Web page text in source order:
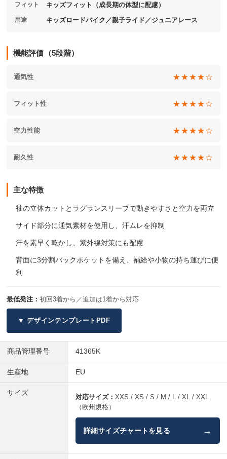
フィット キッズフィット（成長期の体型に配慮）
用途 キッズロードバイク／親子ライド／ジュニアレース
機能評価（5段階）
通気性 ★★★★☆
フィット性 ★★★★☆
空力性能 ★★★★☆
耐久性 ★★★★☆
主な特徴
袖の立体カットとラグランスリーブで動きやすさと空力を両立
サイド部分に通気素材を使用し、汗ムレを抑制
汗を素早く乾かし、紫外線対策にも配慮
背面に3分割バックポケットを備え、補給や小物の持ち運びに便
利
最低発注： 初回3着から／追加は1着から対応
▼ デザインテンプレートPDF
商品管理番号 41365K
生産地 EU
サイズ
対応サイズ： XXS / XS / S / M / L / XL / XXL
（欧州規格）
詳細サイズチャートを見る →